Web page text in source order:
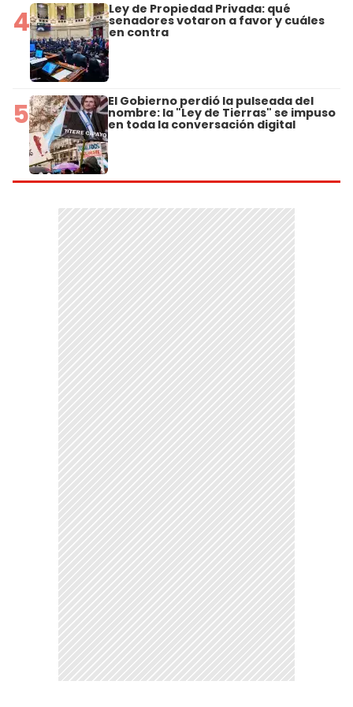
4 Ley de Propiedad Privada: qué
senadores votaron a favor y cuáles
en contra
5 El Gobierno perdió la pulseada del
nombre: la "Ley de Tierras" se impuso
en toda la conversación digital